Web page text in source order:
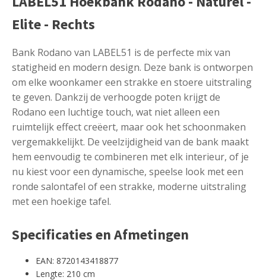
Elite - Rechts
Bank Rodano van LABEL51 is de perfecte mix van
statigheid en modern design. Deze bank is ontworpen
om elke woonkamer een strakke en stoere uitstraling
te geven. Dankzij de verhoogde poten krijgt de
Rodano een luchtige touch, wat niet alleen een
ruimtelijk effect creëert, maar ook het schoonmaken
vergemakkelijkt. De veelzijdigheid van de bank maakt
hem eenvoudig te combineren met elk interieur, of je
nu kiest voor een dynamische, speelse look met een
ronde salontafel of een strakke, moderne uitstraling
met een hoekige tafel.
Specificaties en Afmetingen
EAN: 8720143418877
Lengte: 210 cm